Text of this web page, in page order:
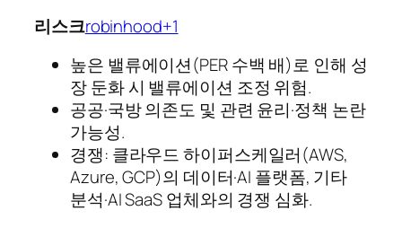
리스크robinhood+1
높은 밸류에이션(PER 수백 배)로 인해 성
장 둔화 시 밸류에이션 조정 위험.
공공·국방 의존도 및 관련 윤리·정책 논란
가능성.
경쟁: 클라우드 하이퍼스케일러(AWS,
Azure, GCP)의 데이터·AI 플랫폼, 기타
분석·AI SaaS 업체와의 경쟁 심화.